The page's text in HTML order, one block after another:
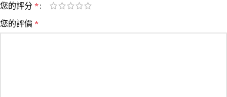
您的評分 *
您的評價 *